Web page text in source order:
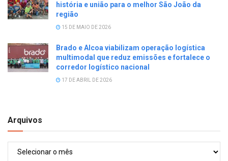
história e união para o melhor São João da
região
15 DE MAIO DE 2026
Brado e Alcoa viabilizam operação logística
multimodal que reduz emissões e fortalece o
corredor logístico nacional
17 DE ABRIL DE 2026
Arquivos